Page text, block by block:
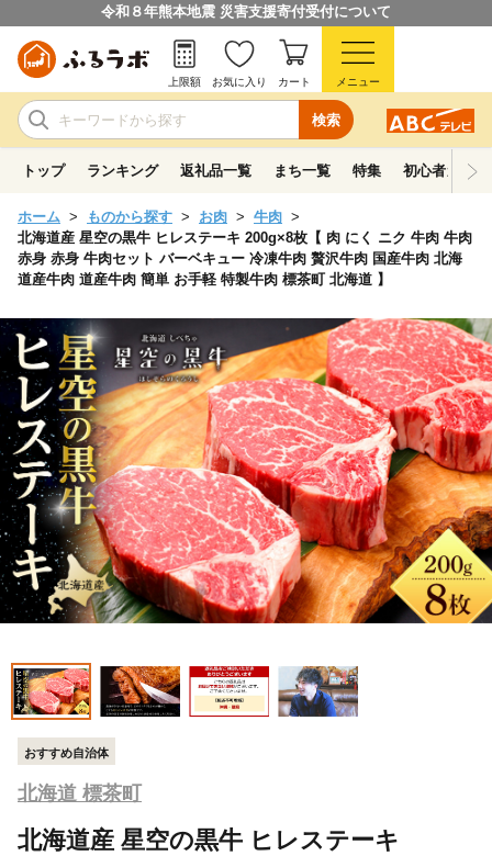
令和８年熊本地震 災害支援寄付受付について
検索
上限額 お気に入り カート メニュー
トップ ランキング 返礼品一覧 まち一覧 特集 初心者ガイド
ホーム ものから探す お肉
牛肉
北海道産 星空の黒牛 ヒレステーキ 200g×8枚【 肉 にく ニク 牛肉 牛肉
赤身 赤身 牛肉セット バーベキュー 冷凍牛肉 贅沢牛肉 国産牛肉 北海
道産牛肉 道産牛肉 簡単 お手軽 特製牛肉 標茶町 北海道 】
おすすめ自治体
北海道 標茶町
北海道産 星空の黒牛 ヒレステーキ